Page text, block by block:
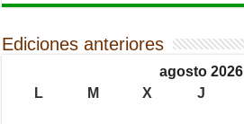
Ediciones anteriores
agosto 2026
L
M X J